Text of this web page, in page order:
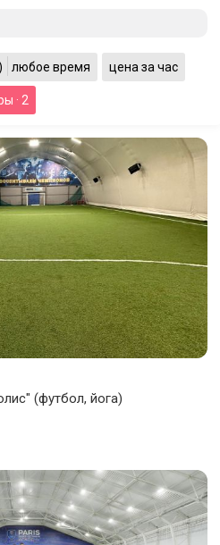
любое время цена за час
· 2
(футбол, йога)